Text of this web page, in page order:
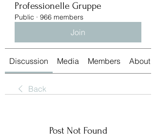
Professionelle Gruppe
Public · 966 members
Join
Discussion Media Members About
Back
Post Not Found